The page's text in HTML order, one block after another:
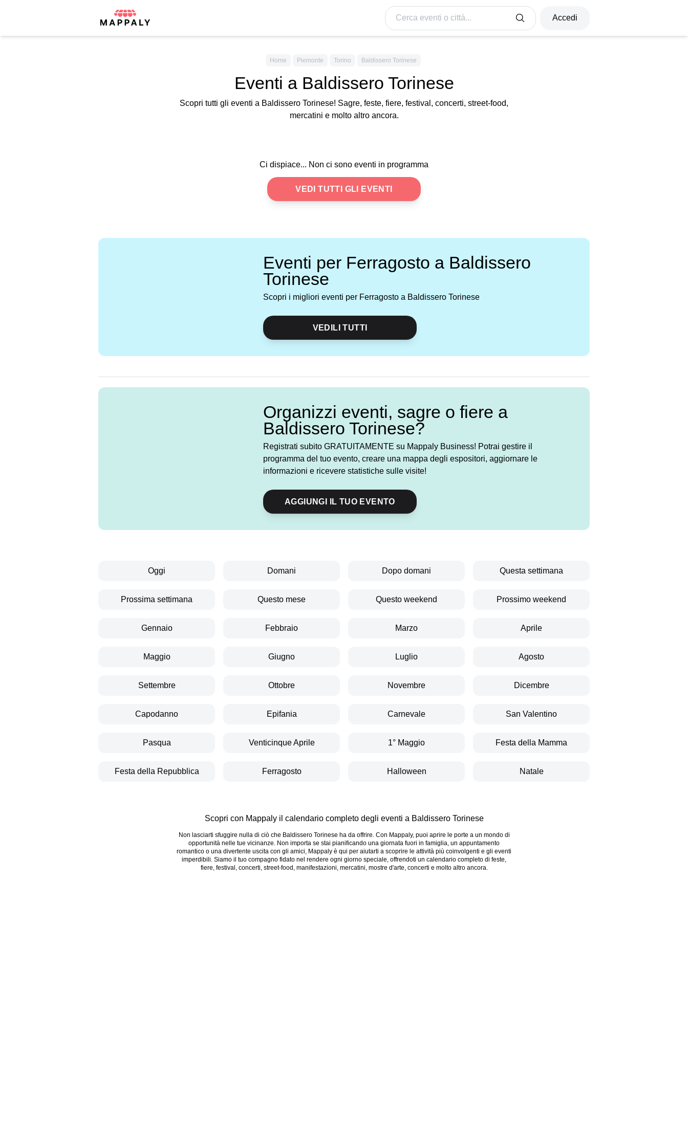
Cerca eventi o città... Accedi
Home Piemonte Torino Baldissero Torinese
Eventi a Baldissero Torinese
Scopri tutti gli eventi a Baldissero Torinese! Sagre, feste, fiere, festival, concerti, street-food,
mercatini e molto altro ancora.
Ci dispiace... Non ci sono eventi in programma
VEDI TUTTI GLI EVENTI
Eventi per Ferragosto a Baldissero
Torinese
Scopri i migliori eventi per Ferragosto a Baldissero Torinese
VEDILI TUTTI
Organizzi eventi, sagre o fiere a
Baldissero Torinese?
Registrati subito GRATUITAMENTE su Mappaly Business! Potrai gestire il
programma del tuo evento, creare una mappa degli espositori, aggiornare le
informazioni e ricevere statistiche sulle visite!
AGGIUNGI IL TUO EVENTO
Oggi Domani Dopo domani Questa settimana
Prossima settimana Questo mese Questo weekend Prossimo weekend
Gennaio Febbraio Marzo Aprile
Maggio Giugno Luglio Agosto
Settembre Ottobre Novembre Dicembre
Capodanno Epifania Carnevale San Valentino
Pasqua Venticinque Aprile 1° Maggio Festa della Mamma
Festa della Repubblica Ferragosto Halloween Natale
Scopri con Mappaly il calendario completo degli eventi a Baldissero Torinese
Non lasciarti sfuggire nulla di ciò che Baldissero Torinese ha da offrire. Con Mappaly, puoi aprire le porte a un mondo di
opportunità nelle tue vicinanze. Non importa se stai pianificando una giornata fuori in famiglia, un appuntamento
romantico o una divertente uscita con gli amici, Mappaly è qui per aiutarti a scoprire le attività più coinvolgenti e gli eventi
imperdibili. Siamo il tuo compagno fidato nel rendere ogni giorno speciale, offrendoti un calendario completo di feste,
fiere, festival, concerti, street-food, manifestazioni, mercatini, mostre d'arte, concerti e molto altro ancora.